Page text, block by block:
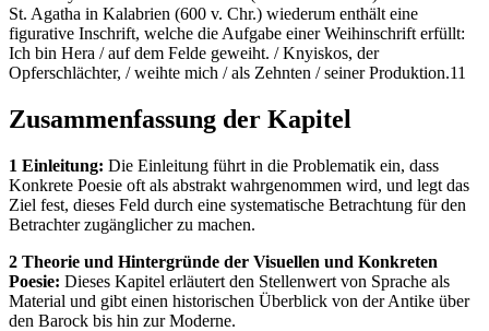
St. Agatha in Kalabrien (600 v. Chr.) wiederum enthält eine
figurative Inschrift, welche die Aufgabe einer Weihinschrift erfüllt:
Ich bin Hera / auf dem Felde geweiht. / Knyiskos, der
Opferschlächter, / weihte mich / als Zehnten / seiner Produktion.11
Zusammenfassung der Kapitel
1 Einleitung: Die Einleitung führt in die Problematik ein, dass
Konkrete Poesie oft als abstrakt wahrgenommen wird, und legt das
Ziel fest, dieses Feld durch eine systematische Betrachtung für den
Betrachter zugänglicher zu machen.
2 Theorie und Hintergründe der Visuellen und Konkreten
Poesie: Dieses Kapitel erläutert den Stellenwert von Sprache als
Material und gibt einen historischen Überblick von der Antike über
den Barock bis hin zur Moderne.